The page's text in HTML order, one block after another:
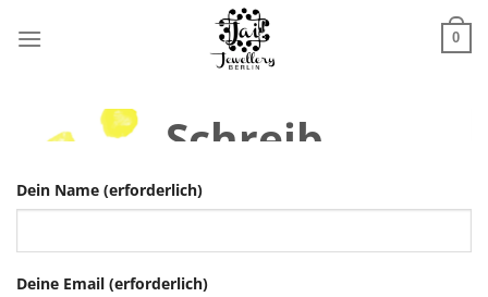
Inhalt
0
Schreib
uns …
Dein Name (erforderlich)
Deine Email (erforderlich)